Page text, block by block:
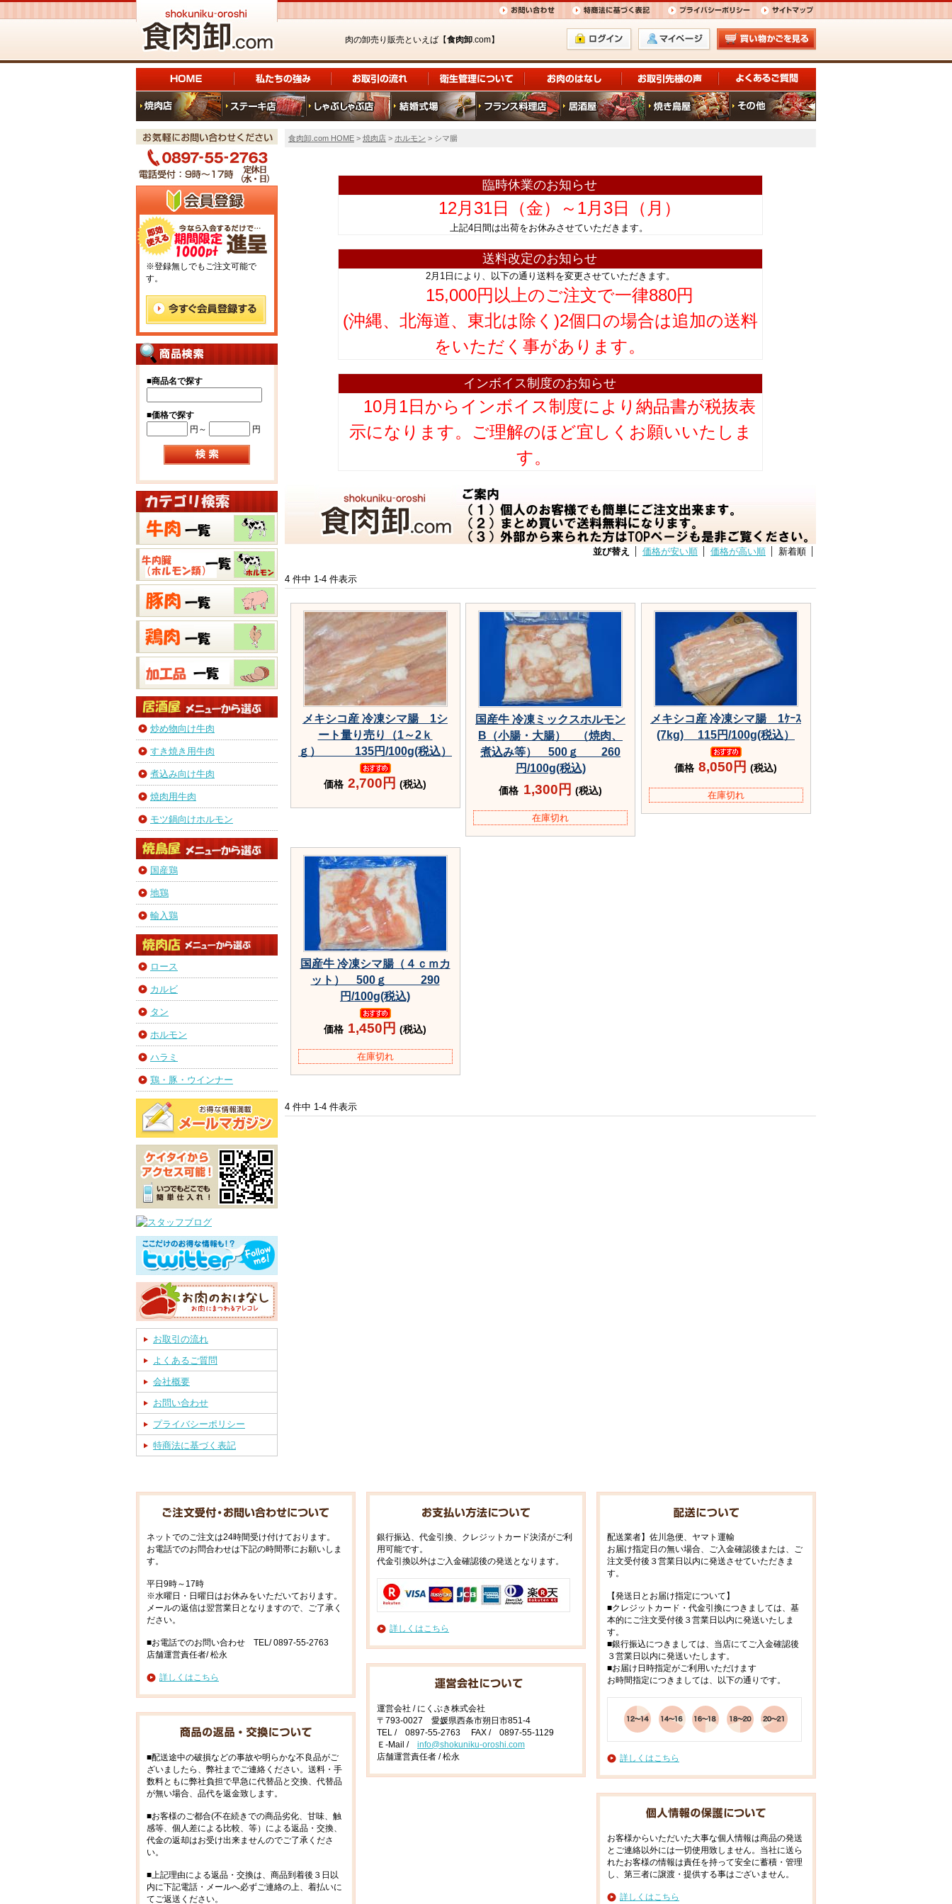
肉の卸売り販売といえば【食肉卸.com】
※登録無しでもご注文可能で
す。
■商品名で探す
■価格で探す
円～
円
炒め物向け牛肉
すき焼き用牛肉
煮込み向け牛肉
焼肉用牛肉
モツ鍋向けホルモン
国産鶏
地鶏
輸入鶏
ロース
カルビ
タン
ホルモン
ハラミ
鶏・豚・ウインナー
お取引の流れ
よくあるご質問
会社概要
お問い合わせ
プライバシーポリシー
特商法に基づく表記
食肉卸.com HOME > 焼肉店 > ホルモン > シマ腸
臨時休業のお知らせ
12月31日（金）～1月3日（月）
上記4日間は出荷をお休みさせていただきます。
送料改定のお知らせ
2月1日により、以下の通り送料を変更させていただきます。
15,000円以上のご注文で一律880円
(沖縄、北海道、東北は除く)2個口の場合は追加の送料
をいただく事があります。
インボイス制度のお知らせ
10月1日からインボイス制度により納品書が税抜表
示になります。ご理解のほど宜しくお願いいたしま
す。
並び替え 価格が安い順 価格が高い順 新着順
4 件中 1-4 件表示
メキシコ産 冷凍シマ腸 1シ
ート量り売り（1～2ｋ
ｇ） 135円/100g(税込）
価格 2,700円 (税込)
国産牛 冷凍ミックスホルモン
B（小腸・大腸） （焼肉、
煮込み等） 500ｇ 260
円/100g(税込)
価格 1,300円 (税込)
在庫切れ
メキシコ産 冷凍シマ腸 1ｹｰｽ
(7kg) 115円/100g(税込）
価格 8,050円 (税込)
在庫切れ
国産牛 冷凍シマ腸（４ｃｍカ
ット） 500ｇ 290
円/100g(税込)
価格 1,450円 (税込)
在庫切れ
4 件中 1-4 件表示
ネットでのご注文は24時間受け付けております。
お電話でのお問合わせは下記の時間帯にお願いしま
す。
平日9時～17時
※水曜日・日曜日はお休みをいただいております。
メールの返信は翌営業日となりますので、ご了承く
ださい。
■お電話でのお問い合わせ TEL/ 0897-55-2763
店舗運営責任者/ 松永
詳しくはこちら
■配送途中の破損などの事故や明らかな不良品がご
ざいましたら、弊社までご連絡ください。送料・手
数料ともに弊社負担で早急に代替品と交換、代替品
が無い場合、品代を返金致します。
■お客様のご都合(不在続きでの商品劣化、甘味、触
感等、個人差による比較、等）による返品・交換、
代金の返却はお受け出来ませんのでご了承くださ
い。
■上記理由による返品・交換は、商品到着後３日以
内に下記電話・メールへ必ずご連絡の上、着払いに
てご返送ください。
銀行振込、代金引換、クレジットカード決済がご利
用可能です。
代金引換以外はご入金確認後の発送となります。
詳しくはこちら
運営会社 / にくぶき株式会社
〒793-0027 愛媛県西条市朔日市851-4
TEL / 0897-55-2763 FAX / 0897-55-1129
Ｅ-Mail / info@shokuniku-oroshi.com
店舗運営責任者 / 松永
配送業者】佐川急便、ヤマト運輸
お届け指定日の無い場合、ご入金確認後または、ご
注文受付後３営業日以内に発送させていただきま
す。
【発送日とお届け指定について】
■クレジットカード・代金引換につきましては、基
本的にご注文受付後３営業日以内に発送いたしま
す。
■銀行振込につきましては、当店にてご入金確認後
３営業日以内に発送いたします。
■お届け日時指定がご利用いただけます
お時間指定につきましては、以下の通りです。
詳しくはこちら
お客様からいただいた大事な個人情報は商品の発送
とご連絡以外には一切使用致しません。当社に送ら
れたお客様の情報は責任を持って安全に蓄積・管理
し、第三者に譲渡・提供する事はございません。
詳しくはこちら